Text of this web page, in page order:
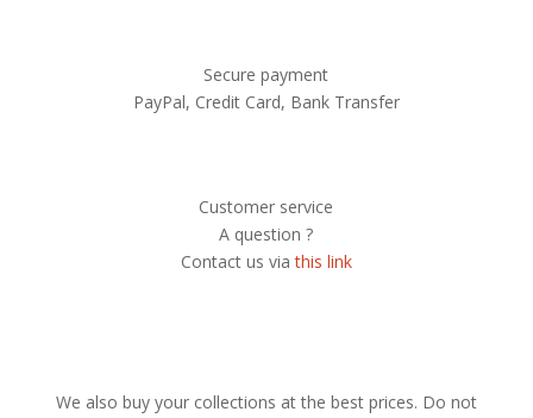
Secure payment
PayPal, Credit Card, Bank Transfer
Customer service
A question ?
Contact us viathis link
We also buy your collections at the best prices. Do not